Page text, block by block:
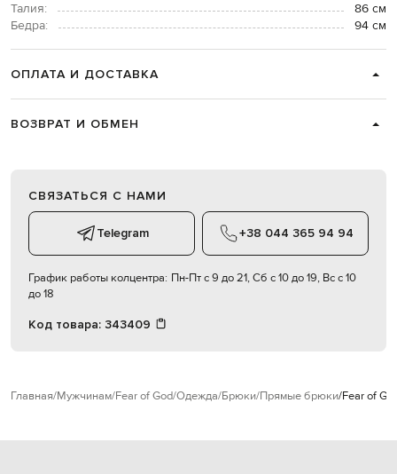
Талия:
86 см
Бедра:
94 см
ОПЛАТА И ДОСТАВКА
ВОЗВРАТ И ОБМЕН
СВЯЗАТЬСЯ С НАМИ
Telegram +38 044 365 94 94
График работы колцентра: Пн-Пт с 9 до 21, Сб с 10 до 19, Вс с 10
до 18
Код товара: 343409
Главная Мужчинам Fear of God Одежда Брюки Прямые брюки Fear of